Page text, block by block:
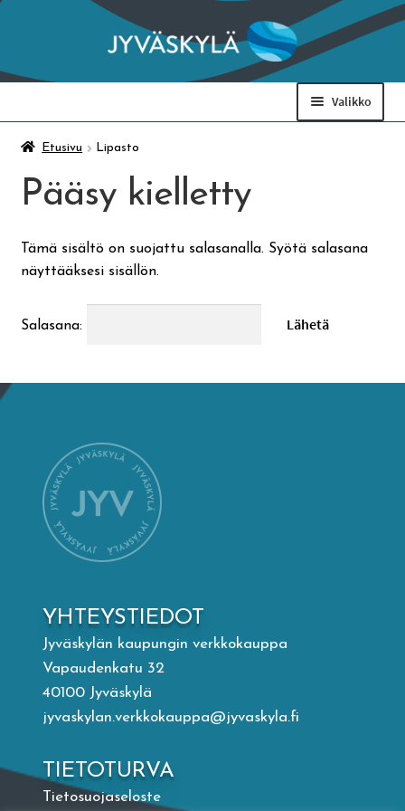
Siirry
navigointiin
Siirry
sisältöön
Valikko
Taidemuseo & Ratamo
Suomen käsityön museo
Skeittihalli
Taideapteekki
Kirjasto
Valon Kaupunki
Lasten Lysti & LystiKylä-festivaali
English
Etusivu Lipasto
Pääsy kielletty
Tämä sisältö on suojattu salasanalla. Syötä salasana
näyttääksesi sisällön.
Salasana:
YHTEYSTIEDOT
Jyväskylän kaupungin verkkokauppa
Vapaudenkatu 32
40100 Jyväskylä
jyvaskylan.verkkokauppa@jyvaskyla.fi
TIETOTURVA
Tietosuojaseloste